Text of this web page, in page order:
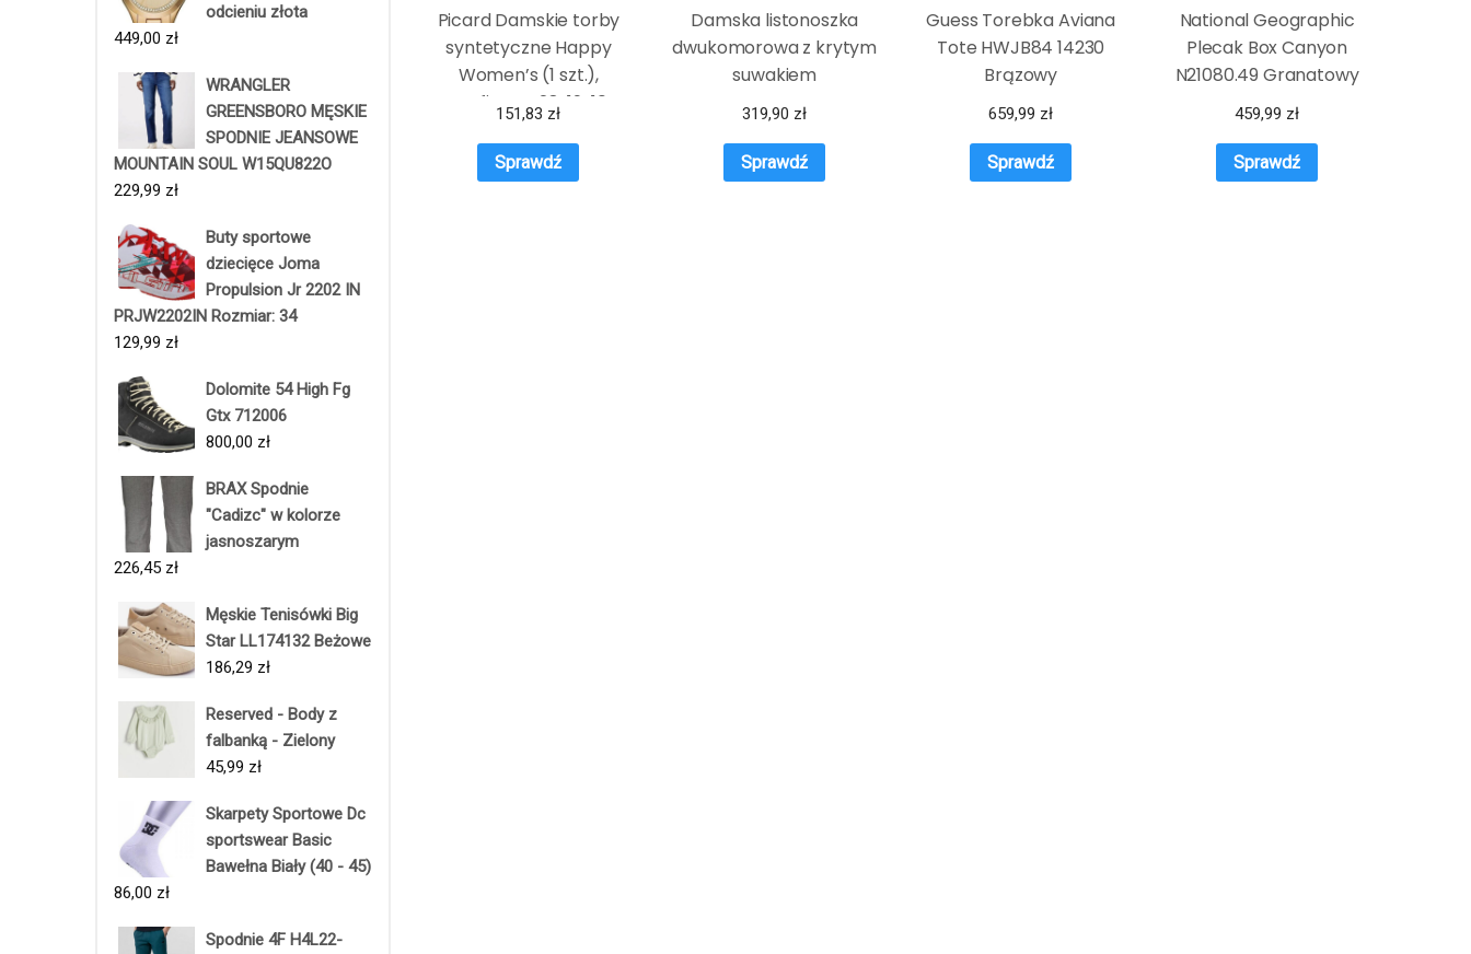
odcieniu złota
449,00 zł
WRANGLER
GREENSBORO MĘSKIE
SPODNIE JEANSOWE
MOUNTAIN SOUL W15QU822O
229,99 zł
Buty sportowe
dziecięce Joma
Propulsion Jr 2202 IN
PRJW2202IN Rozmiar: 34
129,99 zł
Dolomite 54 High Fg
Gtx 712006
800,00 zł
BRAX Spodnie
"Cadizc" w kolorze
jasnoszarym
226,45 zł
Męskie Tenisówki Big
Star LL174132 Beżowe
186,29 zł
Reserved - Body z
falbanką - Zielony
45,99 zł
Skarpety Sportowe Dc
sportswear Basic
Bawełna Biały (40 - 45)
86,00 zł
Spodnie 4F H4L22-
Picard Damskie torby
syntetyczne Happy
Women’s (1 szt.),
Grafitowy, 28x19x10,
torebki damskie
syntetyczne
151,83 zł
Sprawdź
Damska listonoszka
dwukomorowa z krytym
suwakiem
319,90 zł
Sprawdź
Guess Torebka Aviana
Tote HWJB84 14230
Brązowy
659,99 zł
Sprawdź
National Geographic
Plecak Box Canyon
N21080.49 Granatowy
459,99 zł
Sprawdź